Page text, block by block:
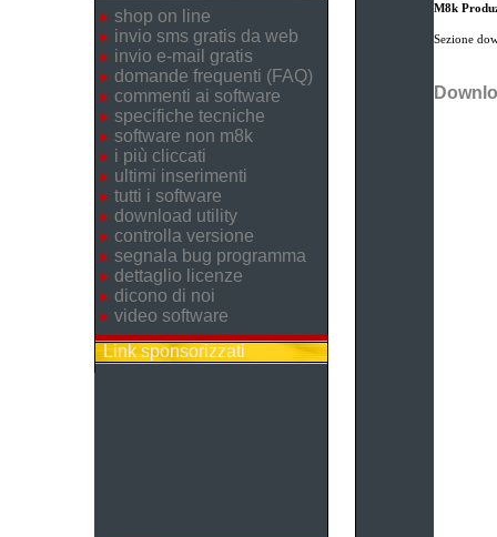
shop on line
invio sms gratis da web
invio e-mail gratis
domande frequenti (FAQ)
commenti ai software
specifiche tecniche
software non m8k
i più cliccati
ultimi inserimenti
tutti i software
download utility
controlla versione
segnala bug programma
dettaglio licenze
dicono di noi
video software
Link sponsorizzati
M8k
Sezione